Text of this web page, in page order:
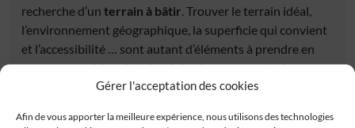
Gérer l'acceptation des cookies
Afin de vous apporter la meilleure expérience, nous utilisons des technologies
recherche d’un terrain à bâtir . Trouver le terrain idéal,
l’environnement géographique, la superficie qui convient
et l’accessibilité … sont autant d’éléments à prendre en
compte pour bien choisir celui qui correspondra à votre
maison neuve. Découvrez tous nos
fonciers. Tous les terrains à vendre proposés répondent